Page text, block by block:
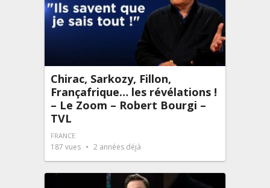
Chirac, Sarkozy, Fillon,
Françafrique… les révélations !
– Le Zoom – Robert Bourgi –
TVL
FRANCE
187 vues 2 années déjà